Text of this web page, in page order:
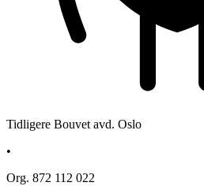
Tidligere Bouvet avd. Oslo
•
Org. 872 112 022